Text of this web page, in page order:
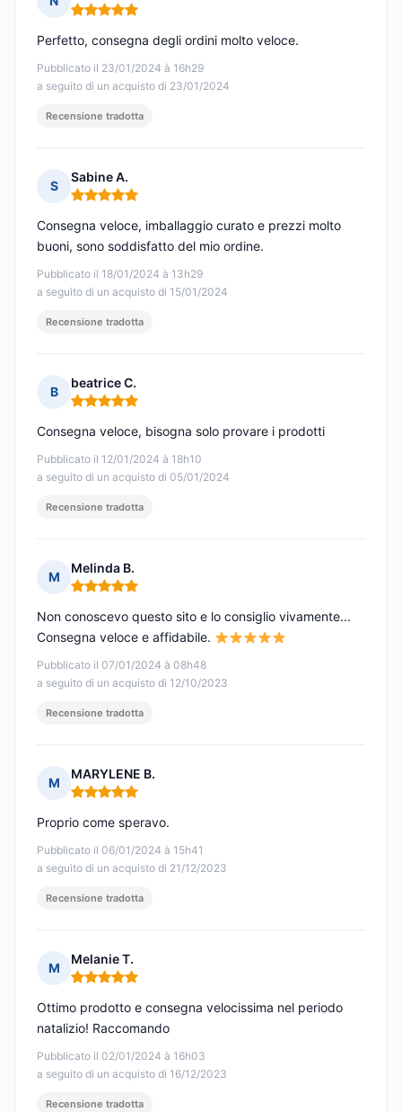
Nota: 5 su 5
Pubblicato il 23/01/2024 à 16h29
a seguito di un acquisto di 23/01/2024
Perfetto, consegna degli ordini molto veloce.
Recensione tradotta
S
Sabine A.
Nota: 5 su 5
Pubblicato il 18/01/2024 à 13h29
a seguito di un acquisto di 15/01/2024
Consegna veloce, imballaggio curato e prezzi molto
buoni, sono soddisfatto del mio ordine.
Recensione tradotta
B
beatrice C.
Nota: 5 su 5
Pubblicato il 12/01/2024 à 18h10
a seguito di un acquisto di 05/01/2024
Consegna veloce, bisogna solo provare i prodotti
Recensione tradotta
M
Melinda B.
Nota: 5 su 5
Pubblicato il 07/01/2024 à 08h48
a seguito di un acquisto di 12/10/2023
Non conoscevo questo sito e lo consiglio vivamente...
Consegna veloce e affidabile.
Recensione tradotta
M
MARYLENE B.
Nota: 5 su 5
Pubblicato il 06/01/2024 à 15h41
a seguito di un acquisto di 21/12/2023
Proprio come speravo.
Recensione tradotta
M
Melanie T.
Nota: 5 su 5
Pubblicato il 02/01/2024 à 16h03
a seguito di un acquisto di 16/12/2023
Ottimo prodotto e consegna velocissima nel periodo
natalizio! Raccomando
Recensione tradotta